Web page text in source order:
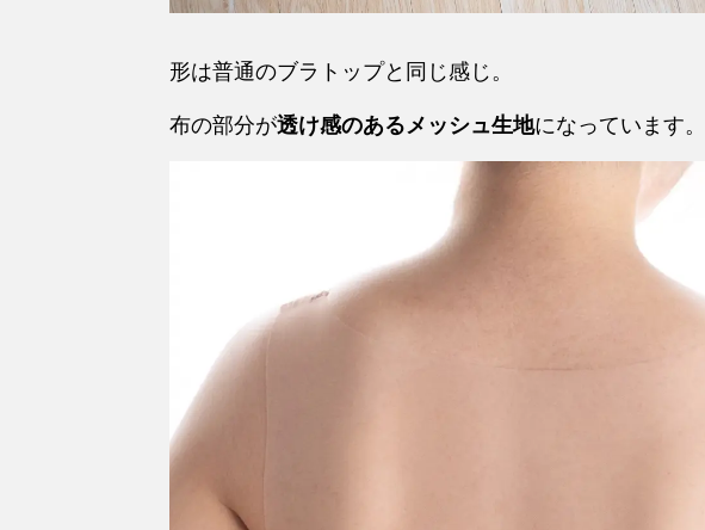
形は普通のブラトップと同じ感じ。
布の部分が透け感のあるメッシュ生地になっています。